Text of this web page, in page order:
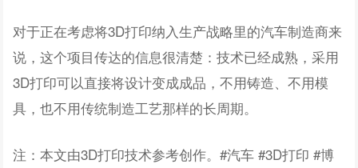
对于正在考虑将3D打印纳入生产战略里的汽车制造商来
说，这个项目传达的信息很清楚：技术已经成熟，采用
3D打印可以直接将设计变成成品，不用铸造、不用模
具，也不用传统制造工艺那样的长周期。
注：本文由3D打印技术参考创作。#汽车 #3D打印 #博